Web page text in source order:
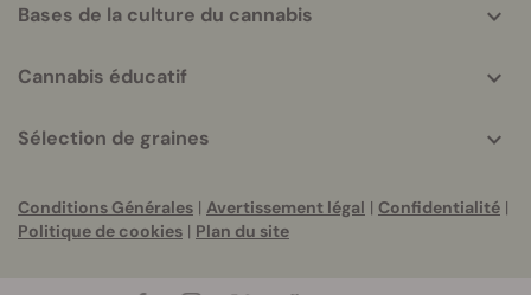
Bases de la culture du cannabis
Cannabis éducatif
Sélection de graines
Conditions Générales | Avertissement légal | Confidentialité |
Politique de cookies | Plan du site